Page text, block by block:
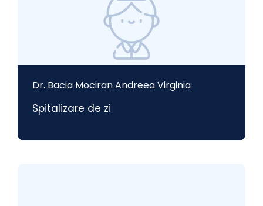
Dr. Bacia Mociran Andreea Virginia
Spitalizare de zi